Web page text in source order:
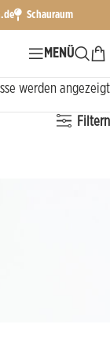
Schauraum
MENÜ
werden angezeigt
Filtern